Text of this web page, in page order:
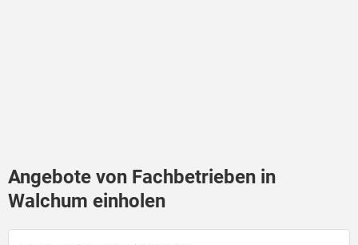
Angebote von Fachbetrieben in
Walchum einholen